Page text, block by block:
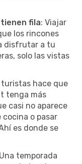
fila: Viajar
los rincones
disfrutar a tu
solo las vistas
turistas hace que
tenga más
casi no aparece
o pasar
es donde se
temporada